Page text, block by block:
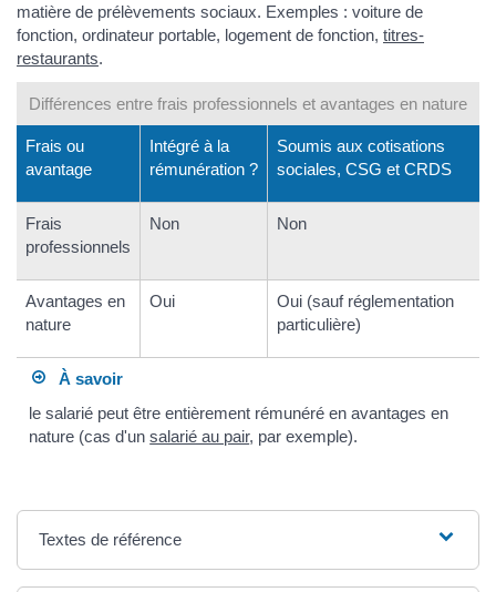
matière de prélèvements sociaux. Exemples : voiture de
fonction, ordinateur portable, logement de fonction, titres-
restaurants.
Différences entre frais professionnels et avantages en nature
Frais ou
avantage
Intégré à la
rémunération ?
Soumis aux cotisations
sociales, CSG et CRDS
Frais
professionnels
Non Non
Avantages en
nature
Oui
Oui (sauf réglementation
particulière)
À savoir
le salarié peut être entièrement rémunéré en avantages en
nature (cas d'unsalarié au pair, par exemple).
Textes de référence